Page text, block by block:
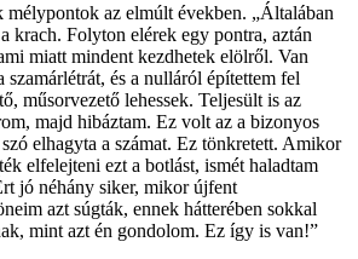
mélypontok az elmúlt években. „Általában
krach. Folyton elérek egy pontra, aztán
miatt mindent kezdhetek elölről. Van
szamárlétrát, és a nulláról építettem fel
műsorvezető lehessek. Teljesült is az
majd hibáztam. Ez volt az a bizonyos
szó elhagyta a számat. Ez tönkretett. Amikor
elfelejteni ezt a botlást, ismét haladtam
jó néhány siker, mikor újfent
azt súgták, ennek hátterében sokkal
mint azt én gondolom. Ez így is van!”